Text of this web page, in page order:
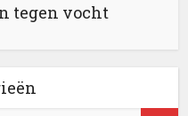
tegen vocht